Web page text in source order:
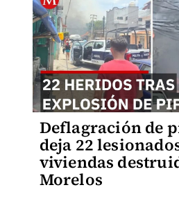
Deflagración de
deja 22
viviendas
Morelos